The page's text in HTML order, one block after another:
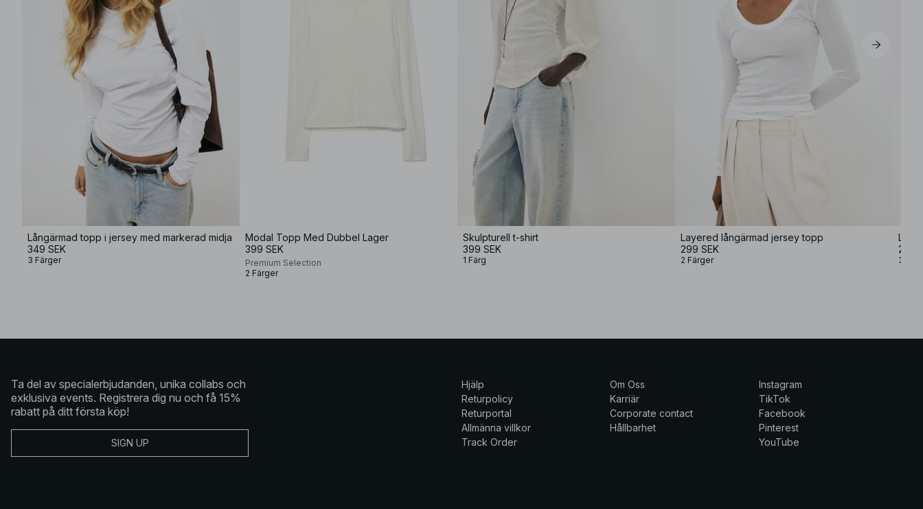
Långärmad topp i jersey med markerad midja
349 SEK
3 Färger
Modal Topp Med Dubbel Lager
399 SEK
Premium Selection
2 Färger
Skulpturell t-shirt
399 SEK
1 Färg
Layered långärmad jersey topp
299 SEK
2 Färger
249
3
Ta del av specialerbjudanden, unika collabs och
exklusiva events. Registrera dig nu och få 15%
rabatt på ditt första köp!
SIGN UP
Hjälp
Returpolicy
Returportal
Allmänna villkor
Track Order
Om Oss
Karriär
Corporate contact
Hållbarhet
Instagram
TikTok
Facebook
Pinterest
YouTube